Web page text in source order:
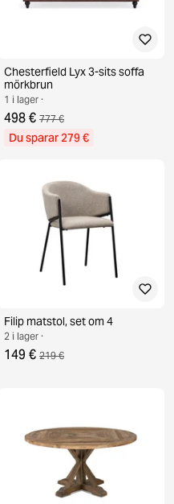
Chesterfield Lyx 3-sits soffa
mörkbrun
1 i lager ·
498 € 777 €
Du sparar 279 €
Filip matstol, set om 4
2 i lager ·
149 € 219 €